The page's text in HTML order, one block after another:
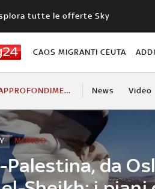
tutte le offerte Sky
CAOS MIGRANTI CEUTA
APPROFONDIMENTI News Video
Palestina, da
MONDO